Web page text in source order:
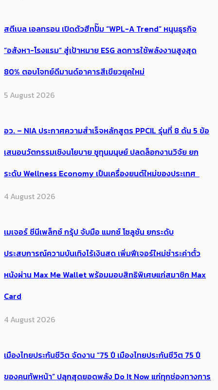
สตีเบล เอลทรอน เปิดตัวฮีทปั๊ม “WPL-A Trend” หนุนธุรกิจ
“อสังหา-โรงแรม” สู่เป้าหมาย ESG ลดการใช้พลังงานสูงสุด
80% ตอบโจทย์ดีมานด์อาคารสีเขียวยุคใหม่
5 August 2026
อว. – NIA ประกาศความสำเร็จหลักสูตร PPCIL รุ่นที่ 8 ดัน 5 ข้อ
เสนอนวัตกรรมเชิงนโยบาย ชูทุนมนุษย์ ปลดล็อกงานวิจัย ยก
ระดับ Wellness Economy เป็นเครื่องยนต์ใหม่ของประเทศ
4 August 2026
เมเจอร์ ซีนีเพล็กซ์ กรุ้ป จับมือ แมกซ์ โซลูชัน ยกระดับ
ประสบการณ์ความบันเทิงไร้เงินสด เพิ่มฟีเจอร์ใหม่ชำระค่าตั๋ว
หนังผ่าน Max Me Wallet พร้อมมอบสิทธิพิเศษแก่สมาชิก Max
Card
4 August 2026
เมืองไทยประกันชีวิต จัดงาน “75 ปี เมืองไทยประกันชีวิต 75 ปี
ของคนทัพหน้า” ปลุกสุดยอดพลัง Do It Now แก่ทุกช่องทางการ